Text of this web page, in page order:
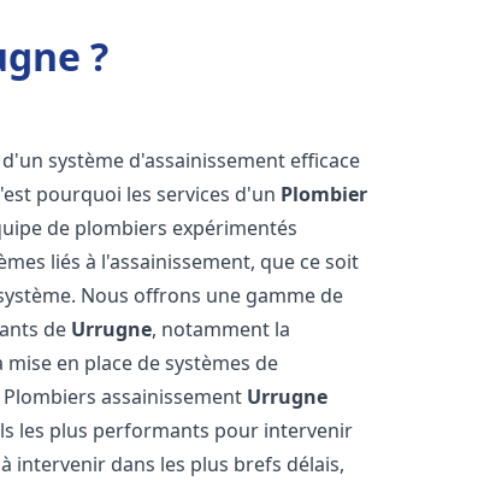
?
système d'assainissement efficace
pourquoi les services d'un Plombier
de plombiers expérimentés
liés à l'assainissement, que ce soit
Nous offrons une gamme de
de Urrugne, notamment la
en place de systèmes de
assainissement Urrugne
les plus performants pour intervenir
intervenir dans les plus brefs délais,